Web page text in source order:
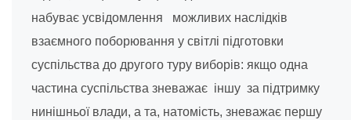
набуває усвідомлення можливих наслідків
взаємного поборювання у світлі підготовки
суспільства до другого туру виборів: якщо одна
частина суспільства зневажає іншу за підтримку
нинішньої влади, а та, натомість, зневажає першу